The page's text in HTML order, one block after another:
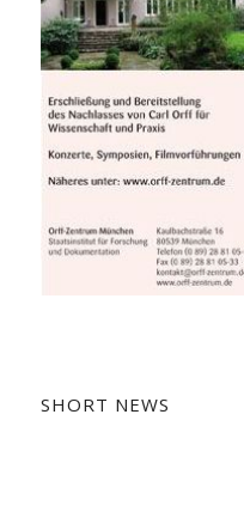
SHORT NEWS